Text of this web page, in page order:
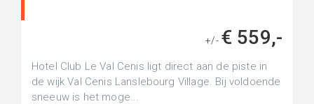
+/- € 559,-
Hotel Club Le Val Cenis ligt direct aan de piste in
de wijk Val Cenis Lanslebourg Village. Bij voldoende
sneeuw is het moge...